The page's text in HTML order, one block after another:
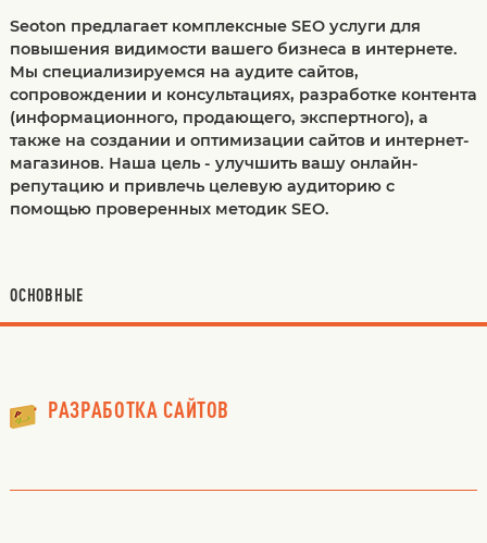
Seoton предлагает комплексные SEO услуги для
повышения видимости вашего бизнеса в интернете.
Мы специализируемся на аудите сайтов,
сопровождении и консультациях, разработке контента
(информационного, продающего, экспертного), а
также на создании и оптимизации сайтов и интернет-
магазинов. Наша цель - улучшить вашу онлайн-
репутацию и привлечь целевую аудиторию с
помощью проверенных методик SEO.
ОСНОВНЫЕ
РАЗРАБОТКА САЙТОВ